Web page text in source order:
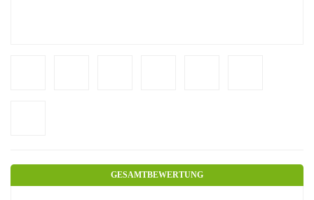
GESAMTBEWERTUNG